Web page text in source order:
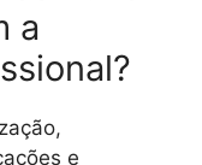
a
e